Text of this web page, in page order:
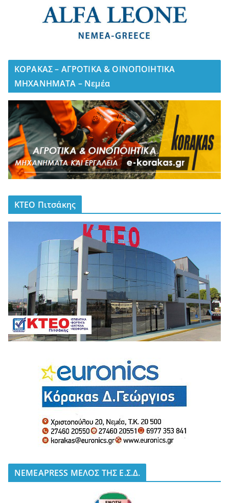
ΚΟΡΑΚΑΣ – ΑΓΡΟΤΙΚΑ & ΟΙΝΟΠΟΙΗΤΙΚΑ
ΜΗΧΑΝΗΜΑΤΑ – Νεμέα
ΚΤΕΟ Πιτσάκης
NEMEAPRESS ΜΕΛΟΣ ΤΗΣ Ε.Σ.Δ.